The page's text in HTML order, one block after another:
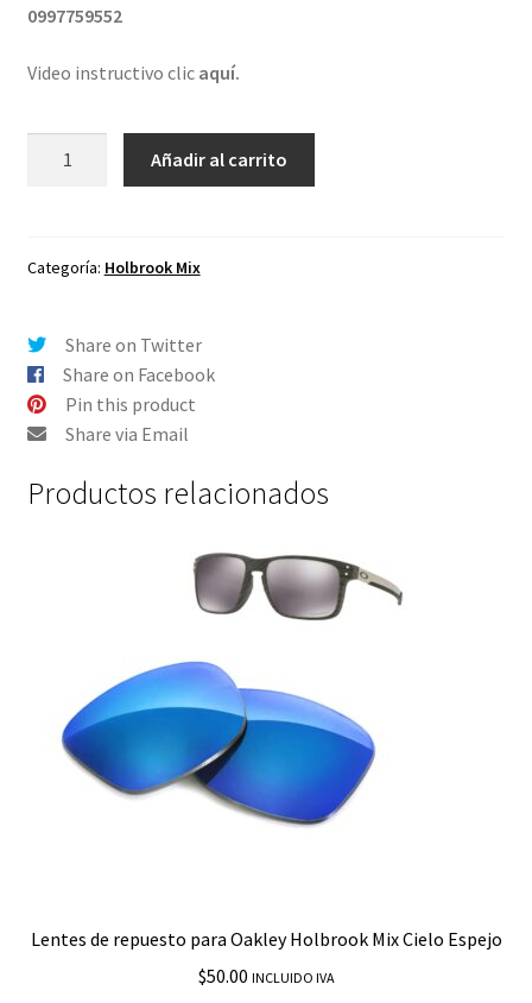
0997759552
Video instructivo clic aquí.
Oakley
Negro
Comfort
cantidad
Añadir al carrito
Categoría: Holbrook Mix
Share on Twitter
Share on Facebook
Pin this product
Share via Email
Productos relacionados
Lentes de repuesto para Oakley Holbrook Mix Cielo Espejo
$50.00 INCLUIDO IVA